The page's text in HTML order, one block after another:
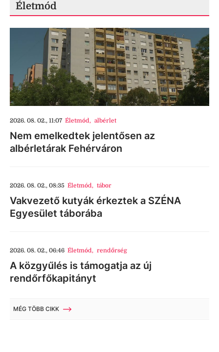
Életmód
2026. 08. 02., 11:07 Életmód, albérlet
Nem emelkedtek jelentősen az
albérletárak Fehérváron
2026. 08. 02., 08:35 Életmód, tábor
Vakvezető kutyák érkeztek a SZÉNA
Egyesület táborába
2026. 08. 02., 06:46 Életmód, rendőrség
A közgyűlés is támogatja az új
rendőrfőkapitányt
MÉG TÖBB CIKK